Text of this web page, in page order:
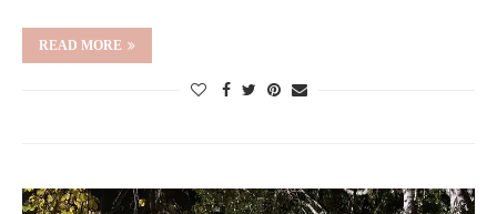
READ MORE